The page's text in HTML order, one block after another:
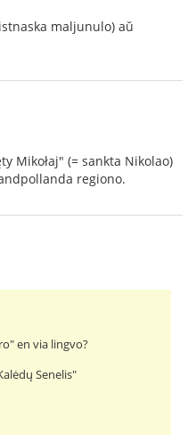
maljunulo) aŭ
Mikołaj" (= sankta Nikolao)
regiono.
en via lingvo?
Senelis"